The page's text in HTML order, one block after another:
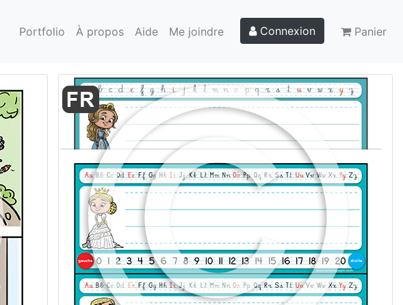
Portfolio À propos Aide Me joindre Connexion Panier